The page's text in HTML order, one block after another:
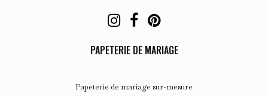
PAPETERIE DE MARIAGE
Papeterie de mariage sur-mesure